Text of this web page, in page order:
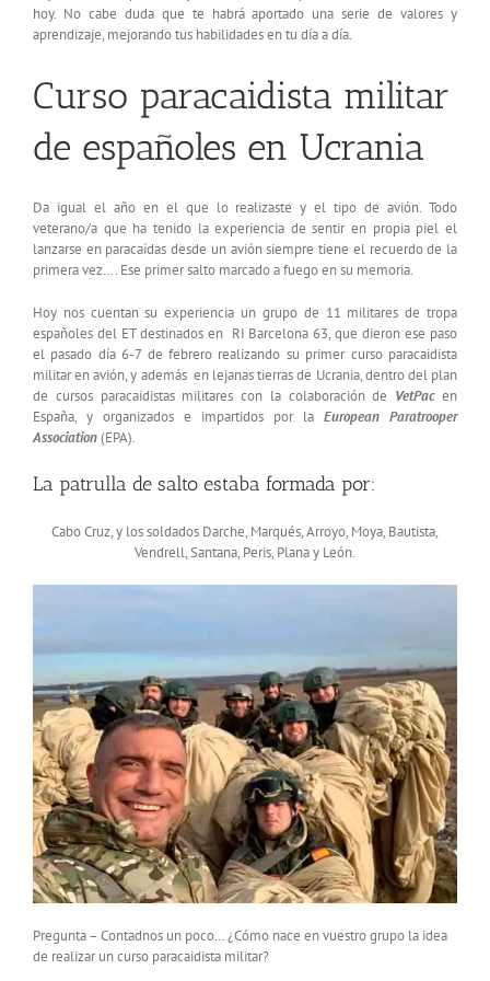
hoy. No cabe duda que te habrá aportado una serie de valores y
aprendizaje, mejorando tus habilidades en tu día a día.
Curso paracaidista militar
de españoles en Ucrania
Da igual el año en el que lo realizaste y el tipo de avión. Todo
veterano/a que ha tenido la experiencia de sentir en propia piel el
lanzarse en paracaídas desde un avión siempre tiene el recuerdo de la
primera vez…. Ese primer salto marcado a fuego en su memoria.
Hoy nos cuentan su experiencia un grupo de 11 militares de tropa
españoles del ET destinados en RI Barcelona 63, que dieron ese paso
el pasado día 6-7 de febrero realizando su primer curso paracaidista
militar en avión, y además en lejanas tierras de Ucrania, dentro del plan
de cursos paracaidistas militares con la colaboración de VetPacen
España, y organizados e impartidos por la European Paratrooper
Association(EPA).
La patrulla de salto estaba formada por:
Cabo Cruz, y los soldados Darche, Marqués, Arroyo, Moya, Bautista,
Vendrell, Santana, Peris, Plana y León.
Pregunta – Contadnos un poco… ¿Cómo nace en vuestro grupo la idea
de realizar un curso paracaidista militar?